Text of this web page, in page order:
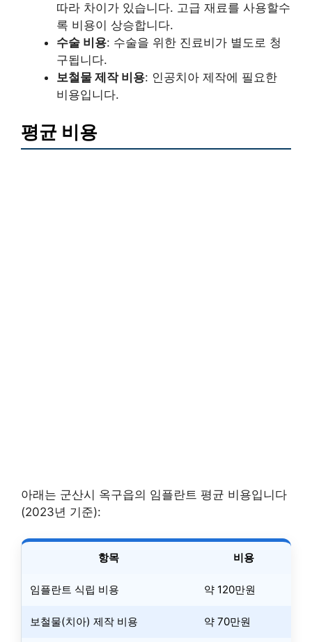
따라 차이가 있습니다. 고급 재료를 사용할수
록 비용이 상승합니다.
수술 비용: 수술을 위한 진료비가 별도로 청
구됩니다.
보철물 제작 비용: 인공치아 제작에 필요한
비용입니다.
평균 비용
아래는 군산시 옥구읍의 임플란트 평균 비용입니다
(2023년 기준):
항목 비용
임플란트 식립 비용 약 120만원
보철물(치아) 제작 비용 약 70만원